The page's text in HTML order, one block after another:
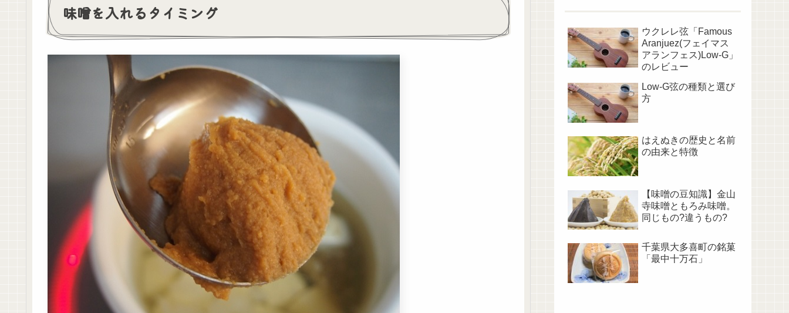
味噌を入れるタイミング
ウクレレ弦「Famous
Aranjuez(フェイマス
アランフェス)Low-G」
のレビュー
Low-G弦の種類と選び
方
はえぬきの歴史と名前
の由来と特徴
【味噌の豆知識】金山
寺味噌ともろみ味噌。
同じもの?違うもの?
千葉県大多喜町の銘菓
「最中十万石」